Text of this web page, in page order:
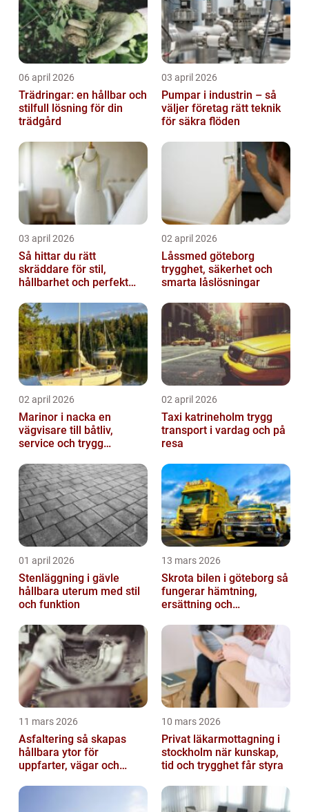
06 april 2026
Trädringar: en hållbar och
stilfull lösning för din
trädgård
03 april 2026
Pumpar i industrin – så
väljer företag rätt teknik
för säkra flöden
03 april 2026
Så hittar du rätt
skräddare för stil,
hållbarhet och perfekt
02 april 2026
Låssmed göteborg
trygghet, säkerhet och
smarta låslösningar
02 april 2026
Marinor i nacka en
vägvisare till båtliv,
service och trygg
02 april 2026
Taxi katrineholm trygg
transport i vardag och på
resa
01 april 2026
Stenläggning i gävle
hållbara uterum med stil
och funktion
13 mars 2026
Skrota bilen i göteborg så
fungerar hämtning,
ersättning och
11 mars 2026
Asfaltering så skapas
hållbara ytor för
uppfarter, vägar och
10 mars 2026
Privat läkarmottagning i
stockholm när kunskap,
tid och trygghet får styra